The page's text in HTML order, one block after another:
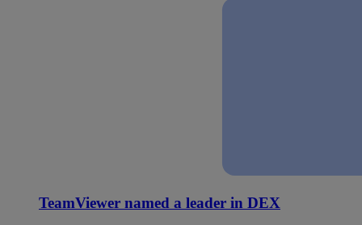
TeamViewer named a leader in DEX